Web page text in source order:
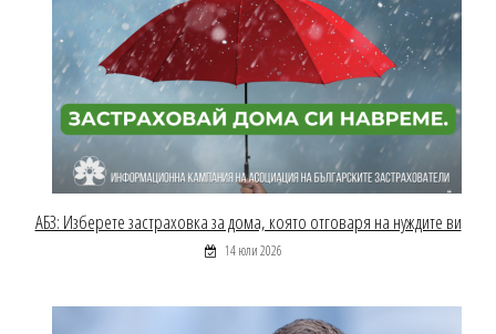
АБЗ: Изберете застраховка за дома, която отговаря на нуждите ви
14 юли 2026